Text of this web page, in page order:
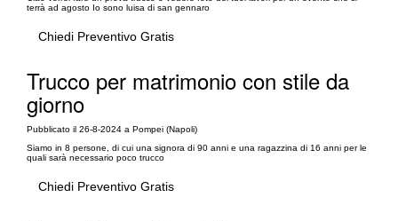
terrà ad agosto Io sono luisa di san gennaro
Chiedi Preventivo Gratis
Trucco per matrimonio con stile da
giorno
Pubblicato il 26-8-2024 a Pompei (Napoli)
Siamo in 8 persone, di cui una signora di 90 anni e una ragazzina di 16 anni per le
quali sarà necessario poco trucco
Chiedi Preventivo Gratis